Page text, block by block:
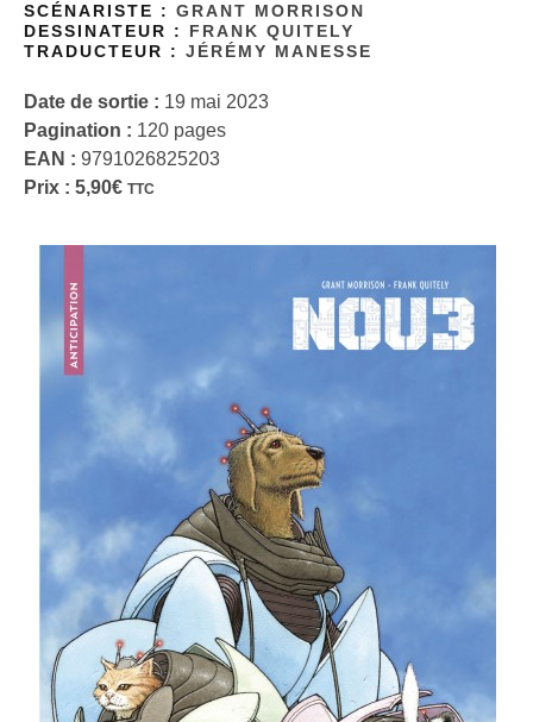
SCÉNARISTE : GRANT MORRISON
DESSINATEUR :
FRANK QUITELY
TRADUCTEUR : JÉRÉMY MANESSE
Date de sortie : 19 mai 2023
Pagination : 120 pages
EAN : 9791026825203
Prix : 5,90€ TTC